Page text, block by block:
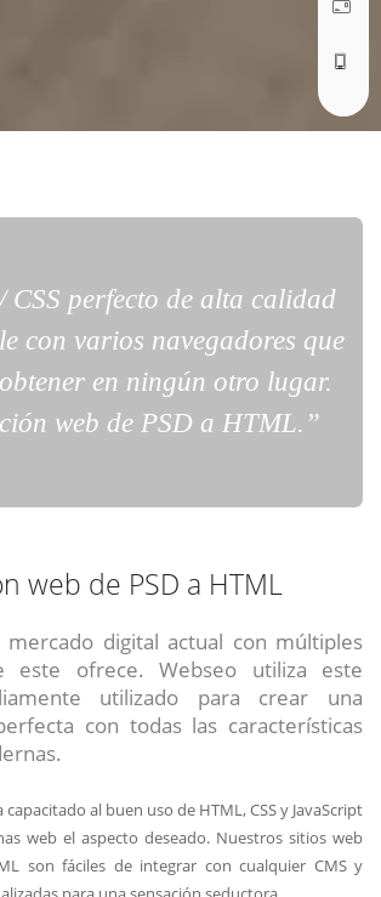
CSS perfecto de alta calidad
con varios navegadores que
en ningún otro lugar.
web de PSD a HTML.”
web de PSD a HTML
mercado digital actual con múltiples
este ofrece. Webseo utiliza este
utilizado para crear una
con todas las características
al buen uso de HTML, CSS y JavaScript
web el aspecto deseado. Nuestros sitios web
son fáciles de integrar con cualquier CMS y